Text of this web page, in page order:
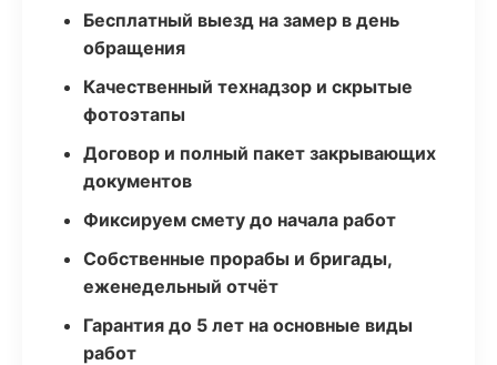
Бесплатный выезд на замер в день
обращения
Качественный технадзор и скрытые
фотоэтапы
Договор и полный пакет закрывающих
документов
Фиксируем смету до начала работ
Собственные прорабы и бригады,
еженедельный отчёт
Гарантия до 5 лет на основные виды
работ